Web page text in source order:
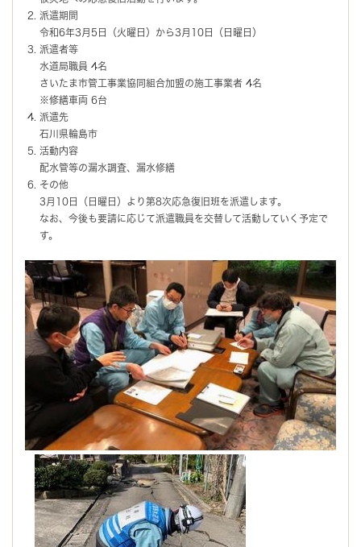
派遣期間
令和6年3月5日（火曜日）から3月10日（日曜日）
派遣者等
水道局職員 4名
さいたま市管工事業協同組合加盟の施工事業者 4名
※修繕車両 6台
派遣先
石川県輪島市
活動内容
配水管等の漏水調査、漏水修繕
その他
3月10日（日曜日）より第8次応急復旧班を派遣します。
なお、今後も要請に応じて派遣職員を交替して活動していく予定で
す。